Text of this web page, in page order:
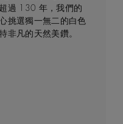
過 130 年，我們的
挑選獨一無二的白色
非凡的天然美鑽。
打造成世代相傳的
位。 我們探索並揭
魅力，精心創造出工
美的追求與卓越的專
都是大自然的瑰寶。
開採地當地的人民和
此承諾稱為「建設永
預約親臨精品店或線
到專家協助和指導。